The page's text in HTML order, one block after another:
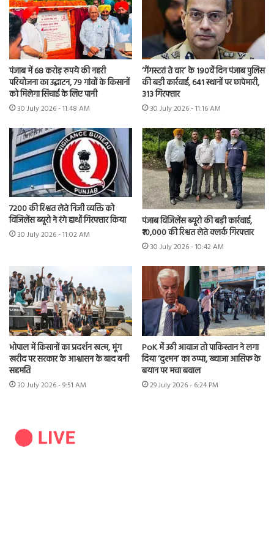
पंजाब में 68 करोड़ रुपये की नहरी
परियोजना का उद्घाटन, 79 गांवों के किसानों
को मिलेगा सिंचाई के लिए पानी
30 July 2026 - 11:48 AM
‘गैंगस्टरां ते वार’ के 190वें दिन पंजाब पुलिस
की बड़ी कार्रवाई, 641 स्थानों पर छापेमारी,
313 गिरफ्तार
30 July 2026 - 11:16 AM
7200 की रिश्वत लेते निजी व्यक्ति को
विजिलेंस ब्यूरो ने रंगे हाथों गिरफ्तार किया
30 July 2026 - 11:02 AM
पंजाब विजिलेंस ब्यूरो की बड़ी कार्रवाई,
₹10,000 की रिश्वत लेते क्लर्क गिरफ्तार
30 July 2026 - 10:42 AM
भोपाल में किसानों का प्रदर्शन खत्म, मूंग
खरीद पर सरकार के आश्वासन के बाद बनी
सहमति
30 July 2026 - 9:51 AM
PoK में उठी आवाज तो पाकिस्तान ने लगा
दिया ‘दुश्मन’ का ठप्पा, ख्वाजा आसिफ के
बयान पर मचा बवाल
29 July 2026 - 6:24 PM